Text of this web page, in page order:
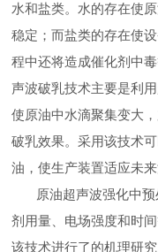
水和盐类。水的存在使
稳定；而盐类的存在使
程中还将造成催化剂中
声波破乳技术主要是利
使原油中水滴聚集变大
破乳效果。采用该技术
油，使生产装置适应未来
原油超声波强化中
剂用量、电场强度和时
该技术进行了的机理研